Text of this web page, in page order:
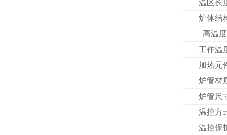
温区长
炉体结
高温度
工作温
加热元
炉管材
炉管尺
温控方
温控保